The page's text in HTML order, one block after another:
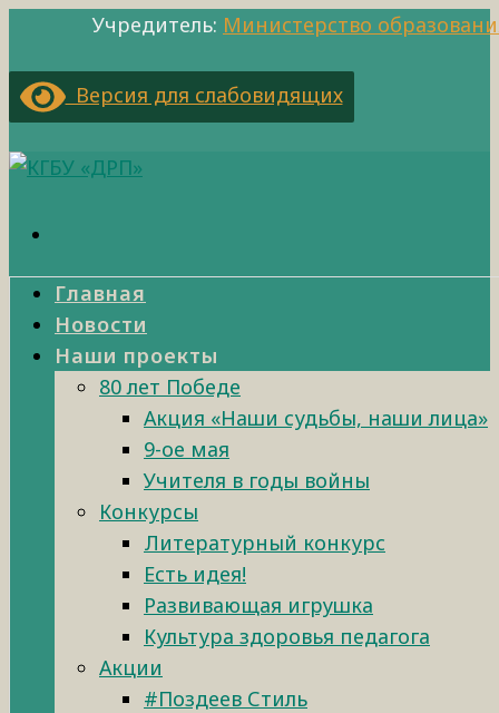
Учредитель: Министерство
Версия для слабовидящих
Главная
Новости
Наши проекты
80 лет Победе
Акция «Наши судьбы, наши лица»
9-ое мая
Учителя в годы войны
Конкурсы
Литературный конкурс
Есть идея!
Развивающая игрушка
Культура здоровья педагога
Акции
#Поздеев Стиль